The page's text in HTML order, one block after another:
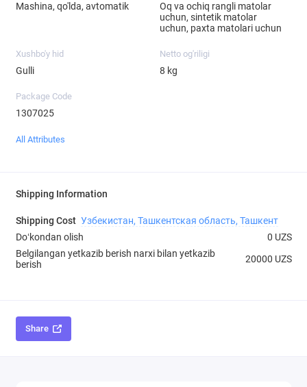
Mashina, qo'lda, avtomatik
Oq va ochiq rangli matolar
uchun, sintetik matolar
uchun, paxta matolari uchun
Xushbo'y hid
Gulli
Netto og'riligi
8 kg
Package Code
1307025
All Attributes
Shipping Information
Shipping Cost Узбекистан, Ташкентская область, Ташкент
Doʻkondan olish
0 UZS
Belgilangan yetkazib berish narxi bilan yetkazib
berish
20000 UZS
Share